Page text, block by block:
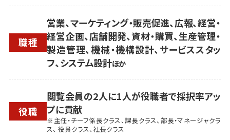
職種
営業、マーケティング・販売促進、広報、経営・
経営企画、店舗開発、資材・購買、生産管理・
製造管理、機械・機構設計、サービススタッ
フ、システム設計ほか
役職
閲覧会員の2人に1人が役職者で採択率アッ
プに貢献
※主任・チーフ係長クラス、課長クラス、部長・マネージャクラ
ス、 役員クラス、社長クラス